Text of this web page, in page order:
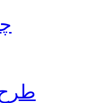
طرح